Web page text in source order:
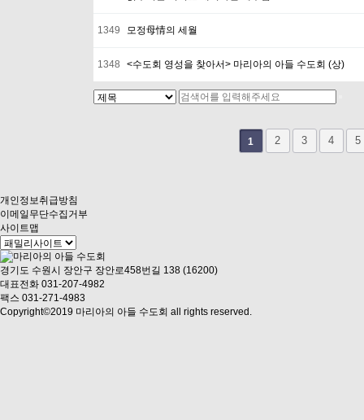
1349 모정母情의 세월
1348 <수도회 영성을 찾아서> 마리아의 아들 수도회 (상)
1 2 3 4 5
개인정보취급방침
이메일무단수집거부
사이트맵
경기도 수원시 장안구 장안로458번길 138 (16200)
대표전화 031-207-4982
팩스 031-271-4983
Copyright©2019 마리아의 아들 수도회 all rights reserved.